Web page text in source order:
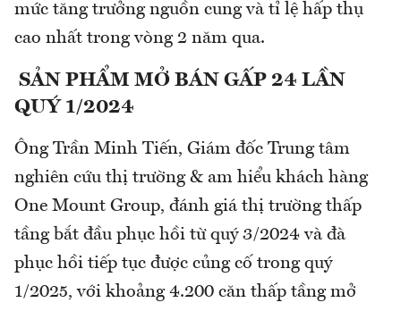
mức tăng trưởng nguồn cung và tỉ lệ hấp thụ
cao nhất trong vòng 2 năm qua.
SẢN PHẨM MỞ BÁN GẤP 24 LẦN
QUÝ 1/2024
Ông Trần Minh Tiến, Giám đốc Trung tâm
nghiên cứu thị trường & am hiểu khách hàng
One Mount Group, đánh giá thị trường thấp
tầng bắt đầu phục hồi từ quý 3/2024 và đà
phục hồi tiếp tục được củng cố trong quý
1/2025, với khoảng 4.200 căn thấp tầng mở